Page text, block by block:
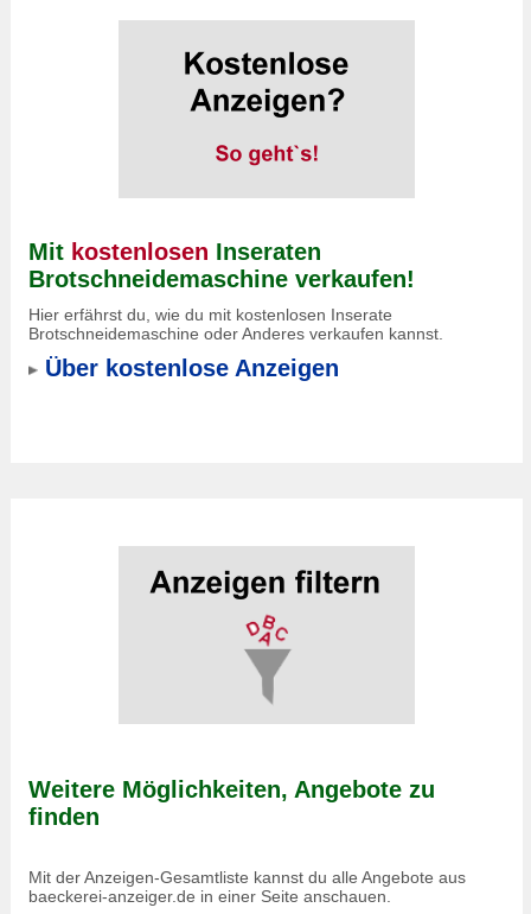
Mit kostenlosen Inseraten
Brotschneidemaschine verkaufen!
Hier erfährst du, wie du mit kostenlosen Inserate
Brotschneidemaschine oder Anderes verkaufen kannst.
Über kostenlose Anzeigen
Weitere Möglichkeiten, Angebote zu
finden
Mit der Anzeigen-Gesamtliste kannst du alle Angebote aus
baeckerei-anzeiger.de in einer Seite anschauen.